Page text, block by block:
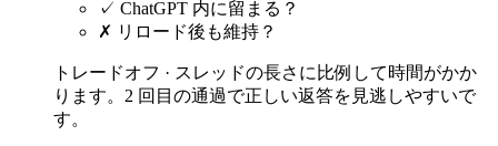
✓ ChatGPT 内に留まる？
✗ リロード後も維持？
トレードオフ · スレッドの長さに比例して時間がかか
ります。2 回目の通過で正しい返答を見逃しやすいで
す。